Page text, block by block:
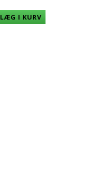
LÆG I KURV